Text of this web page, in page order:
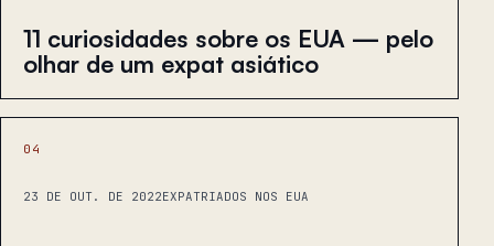
11 curiosidades sobre os EUA — pelo
olhar de um expat asiático
04
23 DE OUT. DE 2022EXPATRIADOS NOS EUA